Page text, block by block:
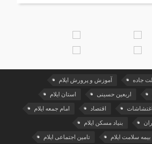
جاده آموزش و پرورش ایلام
اربعین حسینی استان ایلام
اغتشاشات اقتصاد امام جمعه ایلام
بنیاد مسکن ایلام
بیمه سلامت ایلام تامین اجتماعی ایلام